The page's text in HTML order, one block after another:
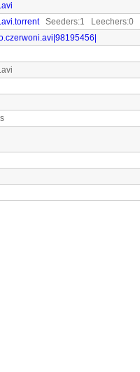
Seeders:1 Leechers:0